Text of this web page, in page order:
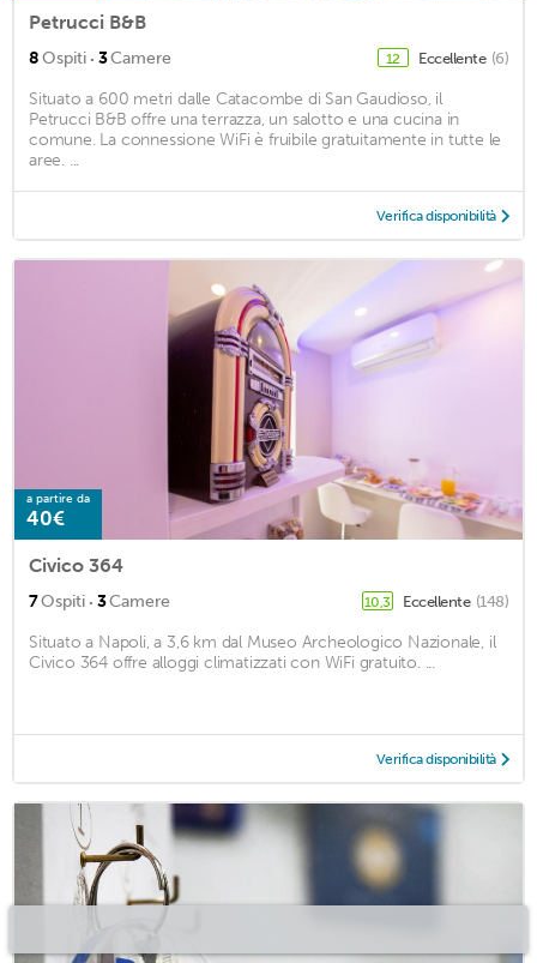
Petrucci B&B
8Ospiti · 3Camere 12 Eccellente (6)
Situato a 600 metri dalle Catacombe di San Gaudioso, il
Petrucci B&B offre una terrazza, un salotto e una cucina in
comune. La connessione WiFi è fruibile gratuitamente in tutte le
aree. ...
Verifica disponibilità
a partire da
40€
Civico 364
7Ospiti · 3Camere 10,3 Eccellente (148)
Situato a Napoli, a 3,6 km dal Museo Archeologico Nazionale, il
Civico 364 offre alloggi climatizzati con WiFi gratuito. ...
Verifica disponibilità